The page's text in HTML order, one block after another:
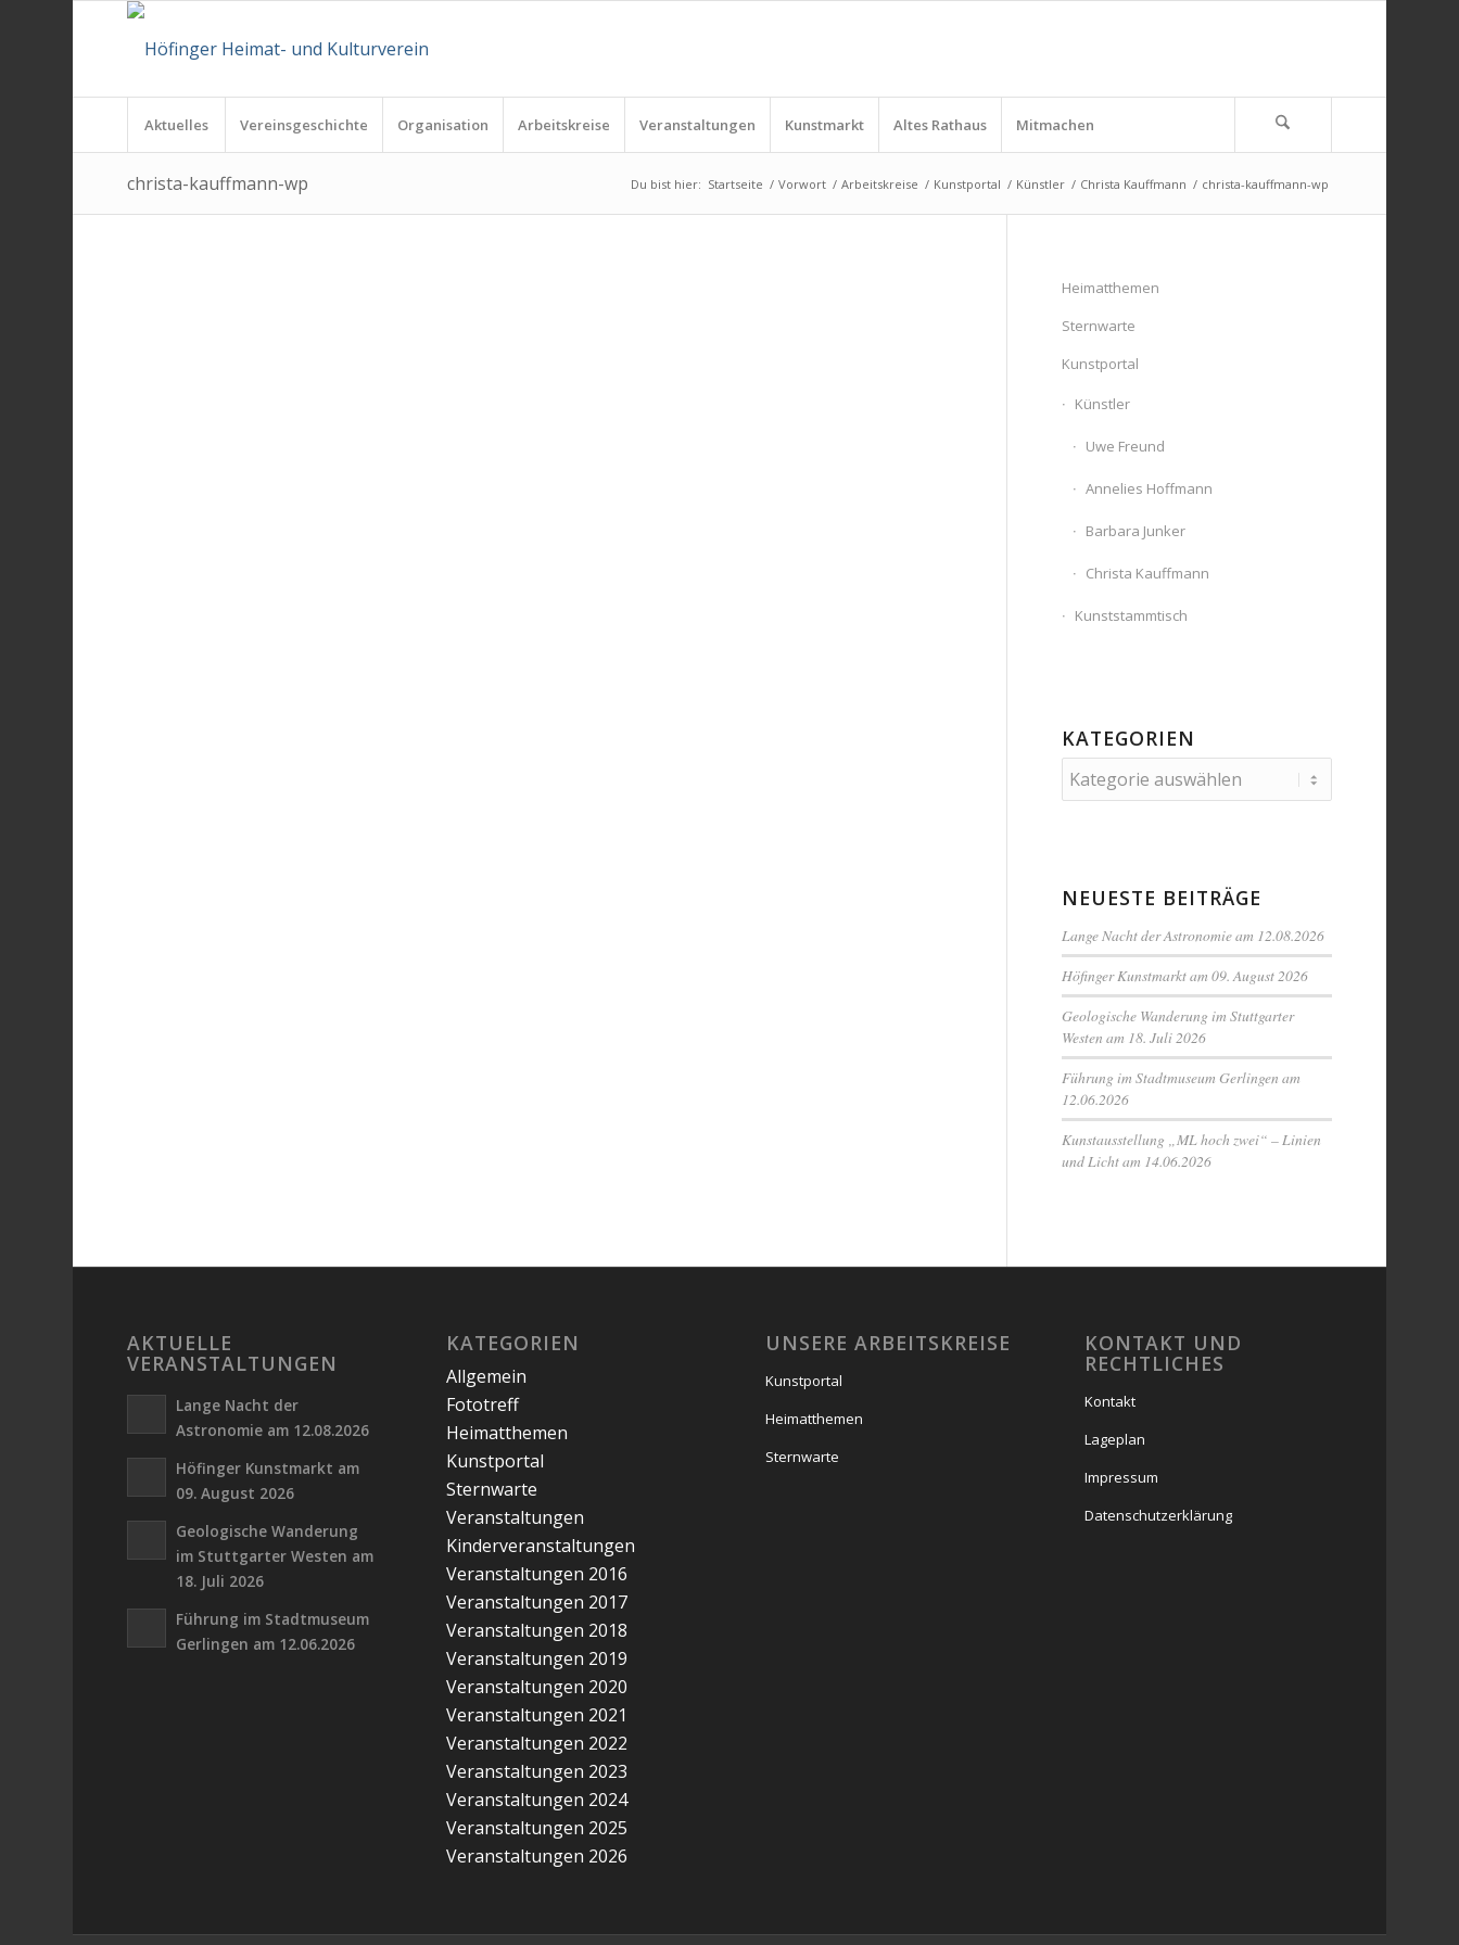
Aktuelles Vereinsgeschichte Organisation Arbeitskreise Veranstaltungen Kunstmarkt Altes Rathaus Mitmachen
christa-kauffmann-wp Du bist hier: Startseite / Vorwort / Arbeitskreise / Kunstportal / Künstler / Christa Kauffmann / christa-kauffmann-wp
Heimatthemen
Sternwarte
Kunstportal
Künstler
Uwe Freund
Annelies Hoffmann
Barbara Junker
Christa Kauffmann
Kunststammtisch
KATEGORIEN
Kategorien
NEUESTE BEITRÄGE
Lange Nacht der Astronomie am 12.08.2026
Höfinger Kunstmarkt am 09. August 2026
Geologische Wanderung im Stuttgarter
Westen am 18. Juli 2026
Führung im Stadtmuseum Gerlingen am
12.06.2026
Kunstausstellung „ML hoch zwei“ – Linien
und Licht am 14.06.2026
AKTUELLE
VERANSTALTUNGEN
Lange Nacht der
Astronomie am 12.08.2026
Höfinger Kunstmarkt am
09. August 2026
Geologische Wanderung
im Stuttgarter Westen am
18. Juli 2026
Führung im Stadtmuseum
Gerlingen am 12.06.2026
KATEGORIEN
Allgemein
Fototreff
Heimatthemen
Kunstportal
Sternwarte
Veranstaltungen
Kinderveranstaltungen
Veranstaltungen 2016
Veranstaltungen 2017
Veranstaltungen 2018
Veranstaltungen 2019
Veranstaltungen 2020
Veranstaltungen 2021
Veranstaltungen 2022
Veranstaltungen 2023
Veranstaltungen 2024
Veranstaltungen 2025
Veranstaltungen 2026
UNSERE ARBEITSKREISE
Kunstportal
Heimatthemen
Sternwarte
KONTAKT UND
RECHTLICHES
Kontakt
Lageplan
Impressum
Datenschutzerklärung